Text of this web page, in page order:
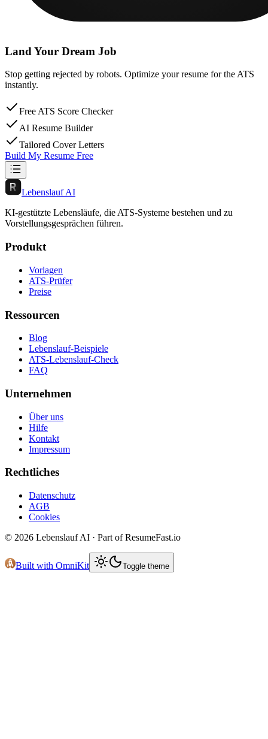
Land Your Dream Job
Stop getting rejected by robots. Optimize your resume for the ATS
instantly.
Free ATS Score Checker
AI Resume Builder
Tailored Cover Letters
Build My Resume Free
Lebenslauf AI
KI-gestützte Lebensläufe, die ATS-Systeme bestehen und zu
Vorstellungsgesprächen führen.
Produkt
Vorlagen
ATS-Prüfer
Preise
Ressourcen
Blog
Lebenslauf-Beispiele
ATS-Lebenslauf-Check
FAQ
Unternehmen
Über uns
Hilfe
Kontakt
Impressum
Rechtliches
Datenschutz
AGB
Cookies
© 2026 Lebenslauf AI · Part of ResumeFast.io
Built with OmniKit Toggle theme